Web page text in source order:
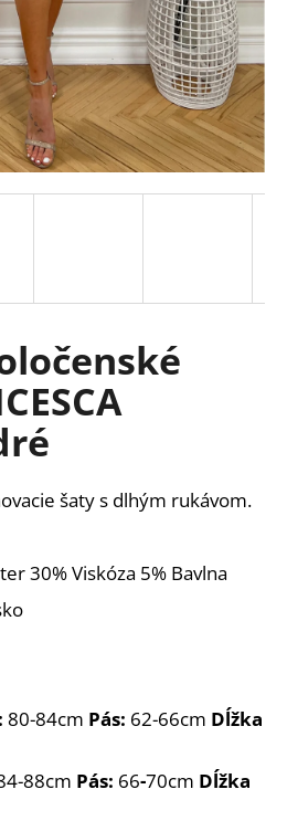
šaty s dlhým rukávom.
30% Viskóza 5% Bavlna
80-84cm Pás: 62-66cm Dĺžka
88cm Pás: 66-70cm Dĺžka